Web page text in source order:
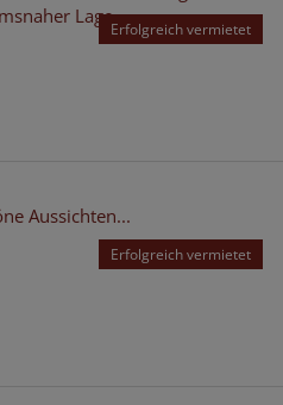
Erfolgreich vermietet
Erfolgreich vermietet